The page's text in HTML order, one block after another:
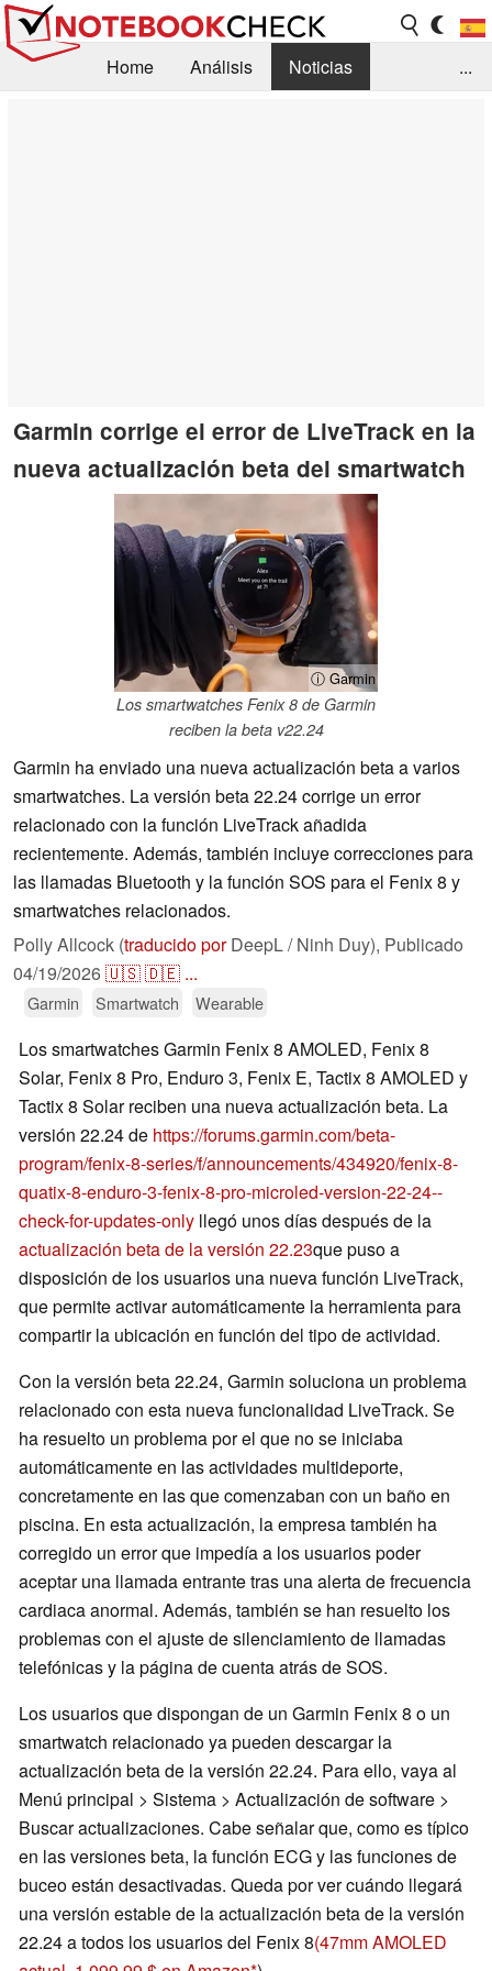
Home Análisis
Noticias
...
Garmin corrige el error de LiveTrack en la
nueva actualización beta del smartwatch
ⓘ Garmin
Los smartwatches Fenix 8 de Garmin
reciben la beta v22.24
Garmin ha enviado una nueva actualización beta a varios
smartwatches. La versión beta 22.24 corrige un error
relacionado con la función LiveTrack añadida
recientemente. Además, también incluye correcciones para
las llamadas Bluetooth y la función SOS para el Fenix 8 y
smartwatches relacionados.
Polly Allcock (traducido porDeepL / Ninh Duy), Publicado
04/19/2026🇺🇸🇩🇪 ...
Garmin Smartwatch Wearable
Los smartwatches Garmin Fenix 8 AMOLED, Fenix 8
Solar, Fenix 8 Pro, Enduro 3, Fenix E, Tactix 8 AMOLED y
Tactix 8 Solar reciben una nueva actualización beta. La
versión 22.24 de https://forums.garmin.com/beta-
program/fenix-8-series/f/announcements/434920/fenix-8-
quatix-8-enduro-3-fenix-8-pro-microled-version-22-24--
check-for-updates-only llegó unos días después de la
actualización beta de la versión 22.23que puso a
disposición de los usuarios una nueva función LiveTrack,
que permite activar automáticamente la herramienta para
compartir la ubicación en función del tipo de actividad.
Con la versión beta 22.24, Garmin soluciona un problema
relacionado con esta nueva funcionalidad LiveTrack. Se
ha resuelto un problema por el que no se iniciaba
automáticamente en las actividades multideporte,
concretamente en las que comenzaban con un baño en
piscina. En esta actualización, la empresa también ha
corregido un error que impedía a los usuarios poder
aceptar una llamada entrante tras una alerta de frecuencia
cardiaca anormal. Además, también se han resuelto los
problemas con el ajuste de silenciamiento de llamadas
telefónicas y la página de cuenta atrás de SOS.
Los usuarios que dispongan de un Garmin Fenix 8 o un
smartwatch relacionado ya pueden descargar la
actualización beta de la versión 22.24. Para ello, vaya al
Menú principal > Sistema > Actualización de software >
Buscar actualizaciones. Cabe señalar que, como es típico
en las versiones beta, la función ECG y las funciones de
buceo están desactivadas. Queda por ver cuándo llegará
una versión estable de la actualización beta de la versión
22.24 a todos los usuarios del Fenix 8(47mm AMOLED